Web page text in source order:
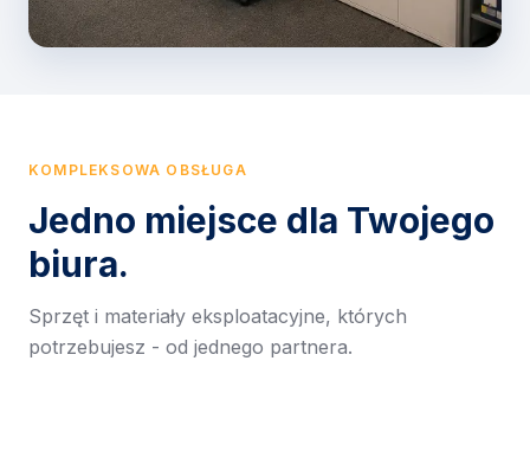
KOMPLEKSOWA OBSŁUGA
Jedno miejsce dla Twojego
biura.
Sprzęt i materiały eksploatacyjne, których
potrzebujesz - od jednego partnera.